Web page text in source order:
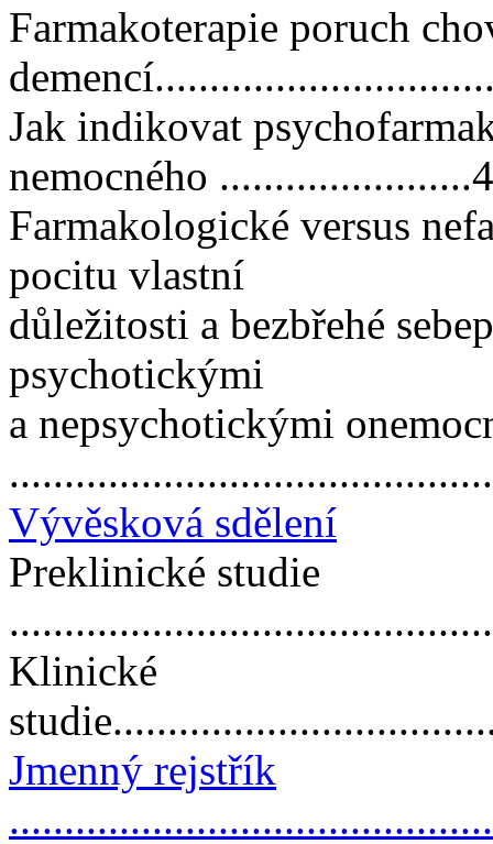
Farmakoterapie poruch
Jak indikovat
nemocného
Farmakologické versus
pocitu vlastní
důležitosti a bezbřehé
psychotickými
a nepsychotickými
Vývěsková sdělení
Preklinické studie
Klinické
Jmenný rejstřík